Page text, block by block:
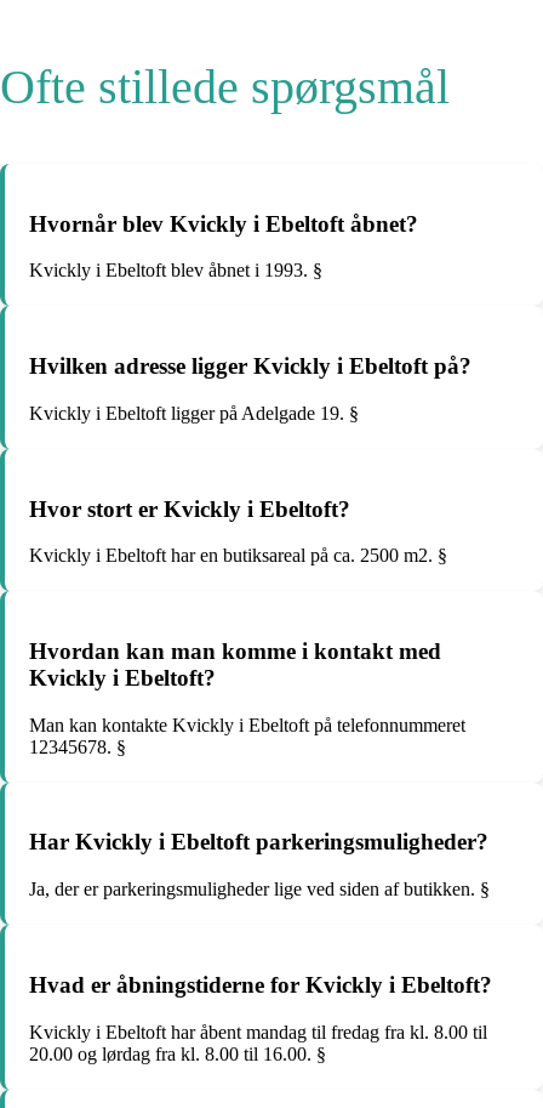
Ofte stillede spørgsmål
Hvornår blev Kvickly i Ebeltoft åbnet?
Kvickly i Ebeltoft blev åbnet i 1993. §
Hvilken adresse ligger Kvickly i Ebeltoft på?
Kvickly i Ebeltoft ligger på Adelgade 19. §
Hvor stort er Kvickly i Ebeltoft?
Kvickly i Ebeltoft har en butiksareal på ca. 2500 m2. §
Hvordan kan man komme i kontakt med
Kvickly i Ebeltoft?
Man kan kontakte Kvickly i Ebeltoft på telefonnummeret
12345678. §
Har Kvickly i Ebeltoft parkeringsmuligheder?
Ja, der er parkeringsmuligheder lige ved siden af butikken. §
Hvad er åbningstiderne for Kvickly i Ebeltoft?
Kvickly i Ebeltoft har åbent mandag til fredag fra kl. 8.00 til
20.00 og lørdag fra kl. 8.00 til 16.00. §